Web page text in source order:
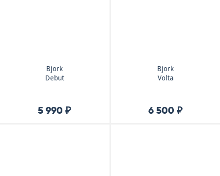
Bjork
Debut
5 990 ₽
Bjork
Volta
6 500 ₽